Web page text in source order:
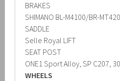
BRAKES
SHIMANO BL-M4100/BR-
SADDLE
Selle Royal LIFT
SEAT POST
ONE1 Sport Alloy, SP C207,
WHEELS